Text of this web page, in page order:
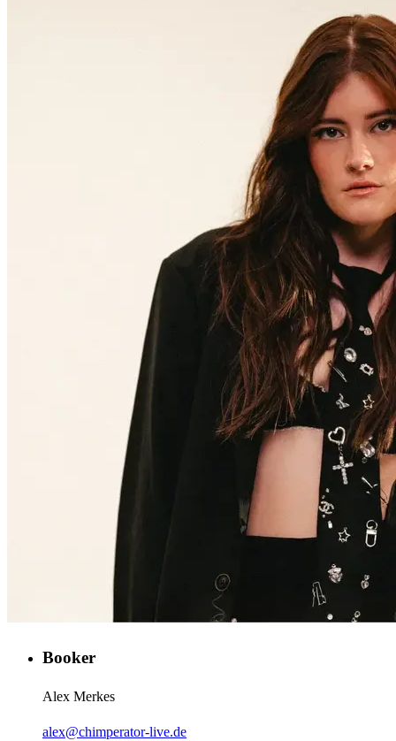
Booker
Alex Merkes
alex@chimperator-live.de